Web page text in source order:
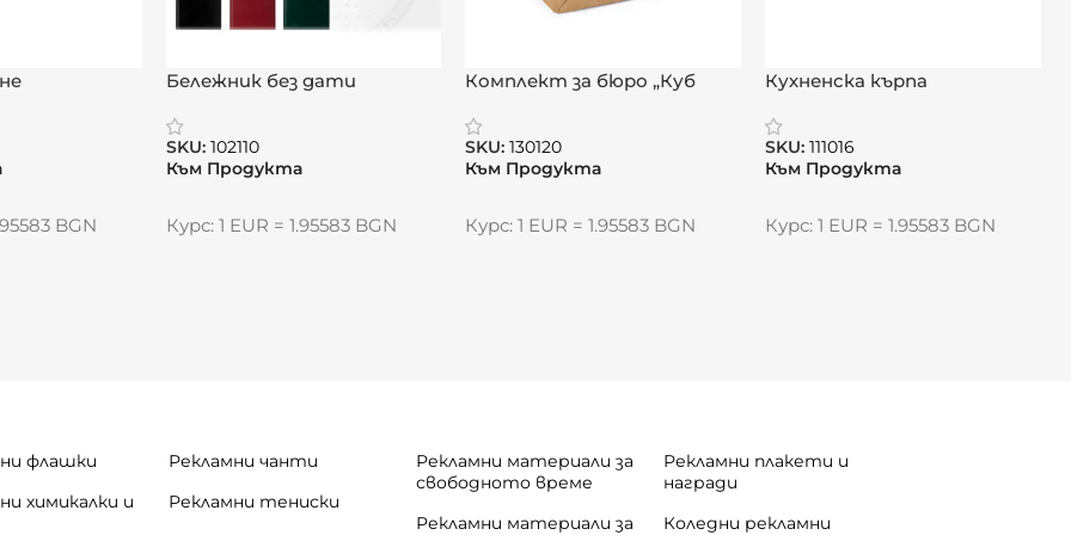
и пълноцветен печат на рекламната площ.
BGN
Бележник без дати
SKU: 102110
Към Продукта
Курс: 1 EUR = 1.95583 BGN
Комплект за бюро „Куб
SKU:130120
Към Продукта
Курс: 1 EUR = 1.95583 BGN
Кухненска кърпа
SKU:111016
Към Продукта
Курс: 1 EUR = 1.95583 BGN
флашки
химикалки и
Рекламни чанти
Рекламни тениски
Рекламни материали за
свободното време
Рекламни материали за
Рекламни плакети и
награди
Коледни рекламни